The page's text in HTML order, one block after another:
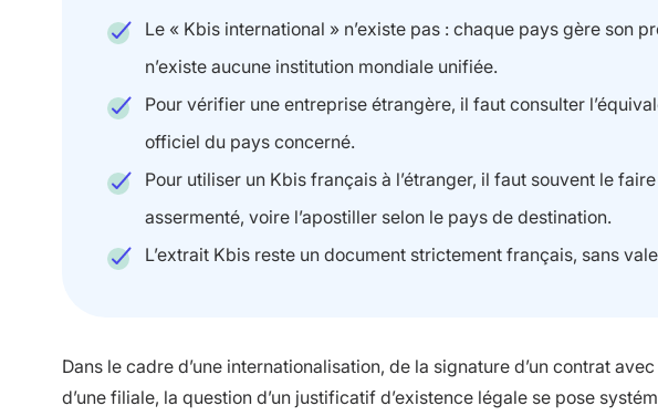
Le « Kbis international » n’existe pas : chaque pays gère son
n’existe aucune institution mondiale unifiée.
Pour vérifier une entreprise étrangère, il faut consulter
officiel du pays concerné.
Pour utiliser un Kbis français à l’étranger, il faut souvent le
assermenté, voire l’apostiller selon le pays de destination.
L’extrait Kbis reste un document strictement français, sans
Dans le cadre d’une internationalisation, de la signature d’un contrat
d’une filiale, la question d’un justificatif d’existence légale se pose